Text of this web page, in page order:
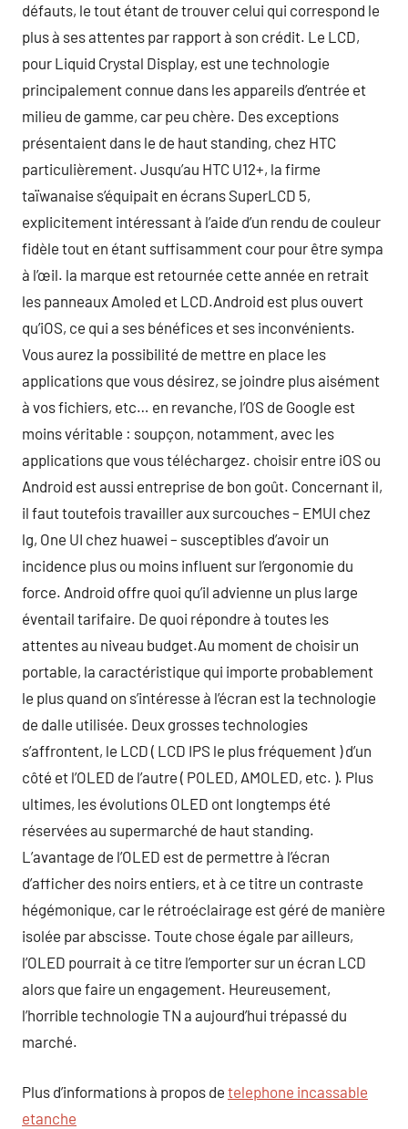
défauts, le tout étant de trouver celui qui correspond le
plus à ses attentes par rapport à son crédit. Le LCD,
pour Liquid Crystal Display, est une technologie
principalement connue dans les appareils d’entrée et
milieu de gamme, car peu chère. Des exceptions
présentaient dans le de haut standing, chez HTC
particulièrement. Jusqu’au HTC U12+, la firme
taïwanaise s’équipait en écrans SuperLCD 5,
explicitement intéressant à l’aide d’un rendu de couleur
fidèle tout en étant suffisamment cour pour être sympa
à l’œil. la marque est retournée cette année en retrait
les panneaux Amoled et LCD.Android est plus ouvert
qu’iOS, ce qui a ses bénéfices et ses inconvénients.
Vous aurez la possibilité de mettre en place les
applications que vous désirez, se joindre plus aisément
à vos fichiers, etc… en revanche, l’OS de Google est
moins véritable : soupçon, notamment, avec les
applications que vous téléchargez. choisir entre iOS ou
Android est aussi entreprise de bon goût. Concernant il,
il faut toutefois travailler aux surcouches – EMUI chez
lg, One UI chez huawei – susceptibles d’avoir un
incidence plus ou moins influent sur l’ergonomie du
force. Android offre quoi qu’il advienne un plus large
éventail tarifaire. De quoi répondre à toutes les
attentes au niveau budget.Au moment de choisir un
portable, la caractéristique qui importe probablement
le plus quand on s’intéresse à l’écran est la technologie
de dalle utilisée. Deux grosses technologies
s’affrontent, le LCD ( LCD IPS le plus fréquement ) d’un
côté et l’OLED de l’autre ( POLED, AMOLED, etc. ). Plus
ultimes, les évolutions OLED ont longtemps été
réservées au supermarché de haut standing.
L’avantage de l’OLED est de permettre à l’écran
d’afficher des noirs entiers, et à ce titre un contraste
hégémonique, car le rétroéclairage est géré de manière
isolée par abscisse. Toute chose égale par ailleurs,
l’OLED pourrait à ce titre l’emporter sur un écran LCD
alors que faire un engagement. Heureusement,
l’horrible technologie TN a aujourd’hui trépassé du
marché.
Plus d’informations à propos de telephone incassable
etanche